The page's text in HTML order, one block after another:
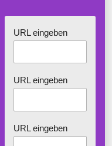
URL eingeben
URL eingeben
URL eingeben